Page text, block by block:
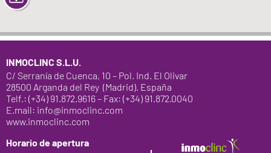
INMOCLINC S.L.U.
C/ Serranía de Cuenca, 10 – Pol. Ind. El Olivar
28500 Arganda del Rey (Madrid). España
Telf.: (+34) 91.872.9616 – Fax: (+34) 91.872.0040
E.mail: info@inmoclinc.com
www.inmoclinc.com
Horario de apertura